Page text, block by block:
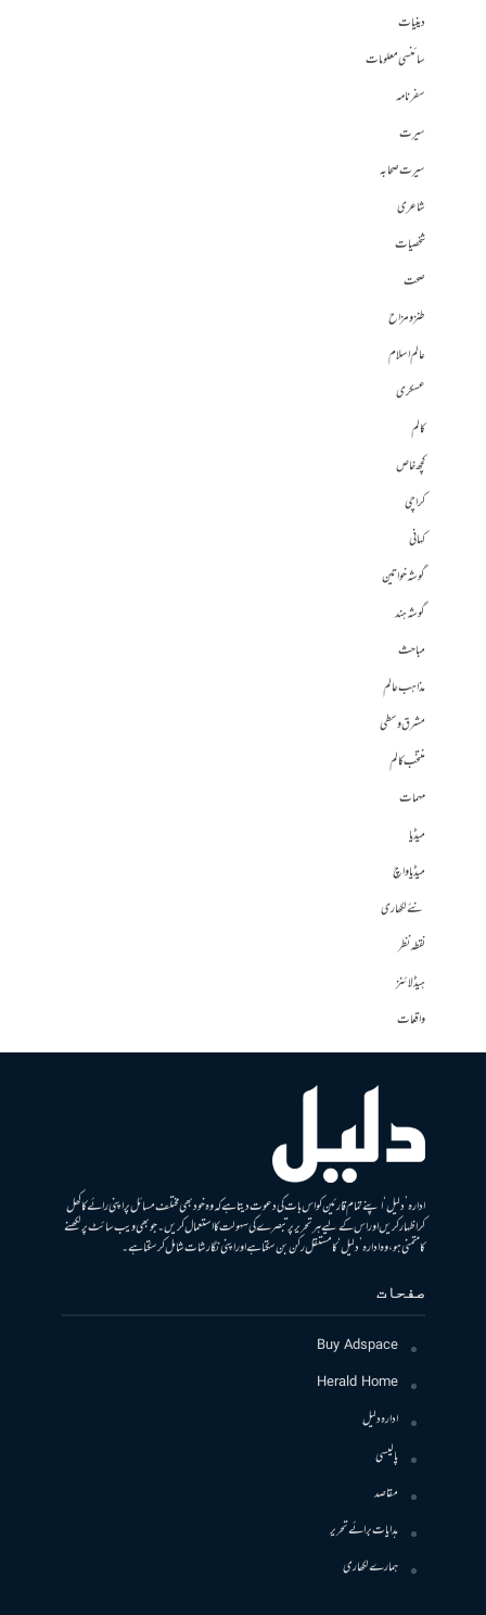
دینیات
سائنسی معلومات
سفرنامہ
سیرت
سیرت صحابہ
شاعری
شخصیات
صحت
طنز و مزاح
عالم اسلام
عسکری
کالم
کچھ خاص
کراچی
کہانی
گوشہ خواتین
گوشہ ہند
مباحث
مذاہب عالم
مشرق وسطی
منتخب کالم
مہمات
میڈیا
میڈیا واچ
نئے لکھاری
نقطہ نظر
ہیڈلائنز
واقعات
ادارہ ’دلیل‘ اپنے تمام قارئین کو اس بات کی دعوت دیتا ہے کہ وہ خود بھی مختلف مسائل پر اپنی رائے کا کھل
کر اظہار کریں اور اس کے لیے ہر تحریر پر تبصرے کی سہولت کا استعمال کریں۔ جو بھی ویب سائٹ پر لکھنے
کا متمنی ہو، وہ ادارہ ’دلیل‘ کا مستقل رکن بن سکتا ہے اور اپنی نگارشات شامل کرسکتا ہے۔
صفحات
Buy Adspace
Herald Home
ادارہ دلیل
پالیسی
مقاصد
ہدایات برائے تحریر
ہمارے لکھاری